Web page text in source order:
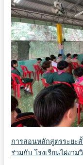
การสอนหลักสูตรระยะ
ร่วมกับ โรงเรียนไผ่งาม